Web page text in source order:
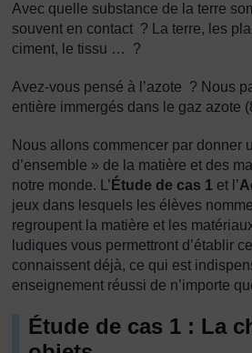
Avec quelle substance de la terre
souvent en contact ? La terre, les
ciment, le tissu … ?
Avez-vous pensé à l’azote ? Nous
entière immergés dans le gaz azote
Nous allons commencer par donner
d’ensemble » de la matière et des
notre monde. L’ Étude de cas 1 et l’
jeux dans lesquels les élèves
regroupent la matière et les
ludiques vous permettront d’établir
connaissent déjà, ce qui est
enseignement réussi de n’importe
Étude de cas 1 : La